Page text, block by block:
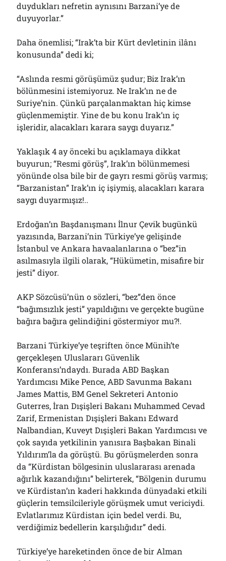
duydukları nefretin aynısını Barzani’ye de
duyuyorlar.”
Daha önemlisi; “Irak’ta bir Kürt devletinin ilânı
konusunda” dedi ki;
“Aslında resmi görüşümüz şudur; Biz Irak’ın
bölünmesini istemiyoruz. Ne Irak’ın ne de
Suriye’nin. Çünkü parçalanmaktan hiç kimse
güçlenmemiştir. Yine de bu konu Irak’ın iç
işleridir, alacakları karara saygı duyarız.”
Yaklaşık 4 ay önceki bu açıklamaya dikkat
buyurun; “Resmi görüş”, Irak’ın bölünmemesi
yönünde olsa bile bir de gayrı resmi görüş varmış;
“Barzanistan” Irak’ın iç işiymiş, alacakları karara
saygı duyarmışız!..
Erdoğan’ın Başdanışmanı İlnur Çevik bugünkü
yazısında, Barzani’nin Türkiye’ye gelişinde
İstanbul ve Ankara havaalanlarına o “bez”in
asılmasıyla ilgili olarak, “Hükümetin, misafire bir
jesti” diyor.
AKP Sözcüsü’nün o sözleri, “bez”den önce
“bağımsızlık jesti” yapıldığını ve gerçekte bugüne
bağıra bağıra gelindiğini göstermiyor mu?!.
Barzani Türkiye’ye teşriften önce Münih’te
gerçekleşen Uluslararı Güvenlik
Konferansı’ndaydı. Burada ABD Başkan
Yardımcısı Mike Pence, ABD Savunma Bakanı
James Mattis, BM Genel Sekreteri Antonio
Guterres, İran Dışişleri Bakanı Muhammed Cevad
Zarif, Ermenistan Dışişleri Bakanı Edward
Nalbandian, Kuveyt Dışişleri Bakan Yardımcısı ve
çok sayıda yetkilinin yanısıra Başbakan Binali
Yıldırım’la da görüştü. Bu görüşmelerden sonra
da “Kürdistan bölgesinin uluslararası arenada
ağırlık kazandığını” belirterek, “Bölgenin durumu
ve Kürdistan’ın kaderi hakkında dünyadaki etkili
güçlerin temsilcileriyle görüşmek umut vericiydi.
Evlatlarımız Kürdistan için bedel verdi. Bu,
verdiğimiz bedellerin karşılığıdır” dedi.
Türkiye’ye hareketinden önce de bir Alman